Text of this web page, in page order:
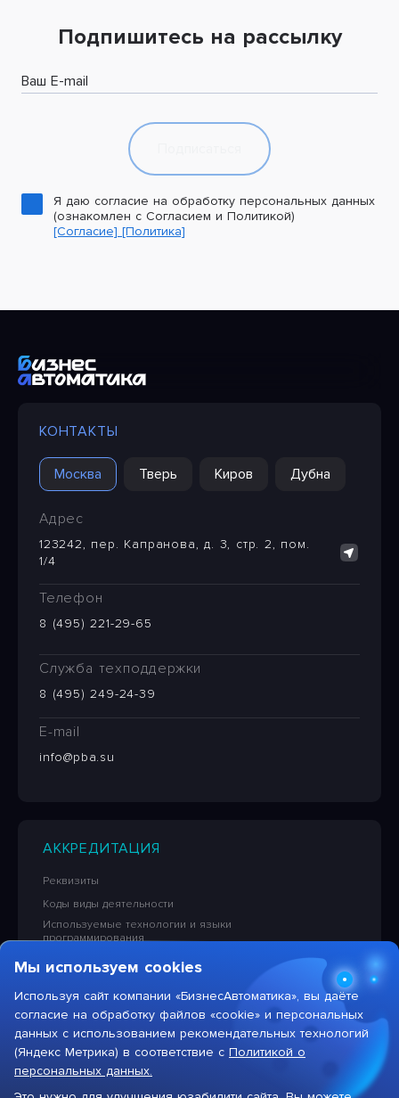
Подпишитесь на рассылку
Ваш E-mail
Я даю согласие на обработку персональных данных
(ознакомлен с Согласием и Политикой)
[Согласие] [Политика]
КОНТАКТЫ
Москва Тверь Киров Дубна
Адрес
123242, пер. Капранова, д. 3, стр. 2, пом.
1/4
Телефон
8 (495) 221-29-65
Служба техподдержки
8 (495) 249-24-39
E-mail
info@pba.su
АККРЕДИТАЦИЯ
Реквизиты
Коды виды деятельности
Используемые технологии и языки
программирования
Сведения об исключительных правах на ПО
«БизнесАвтоматика»
Тарифы на услуги компании
Мы используем cookies
Используя сайт компании «БизнесАвтоматика», вы даёте
согласие на обработку файлов «cookie» и персональных
данных с использованием рекомендательных технологий
(Яндекс Метрика) в соответствие с Политикой о
персональных данных.